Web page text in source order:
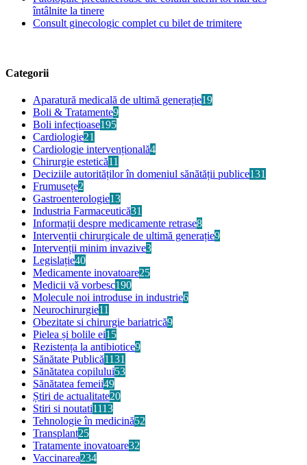
întâlnite la tinere
Consult ginecologic complet cu bilet de trimitere
Categorii
Aparatură medicală de ultimă generație19
Boli & Tratamente9
Boli infecțioase195
Cardiologie21
Cardiologie intervențională4
Chirurgie estetică11
Deciziile autorităților în domeniul sănătății publice131
Frumusețe2
Gastroenterologie13
Industria Farmaceutică31
Informații despre medicamente retrase8
Intervenții chirurgicale de ultimă generație9
Intervenții minim invazive3
Legislație40
Medicamente inovatoare25
Medicii vă vorbesc190
Molecule noi introduse in industrie6
Neurochirurgie11
Obezitate si chirurgie bariatrică9
Pielea și bolile ei15
Rezistența la antibiotice9
Sănătate Publică1131
Sănătatea copilului53
Sănătatea femeii49
Știri de actualitate20
Stiri si noutati1113
Tehnologie în medicină52
Transplant25
Tratamente inovatoare32
Vaccinarea234